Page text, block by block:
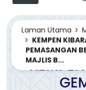
Laman Utama
KEMPEN
PEMASANGAN
MAJLIS B...